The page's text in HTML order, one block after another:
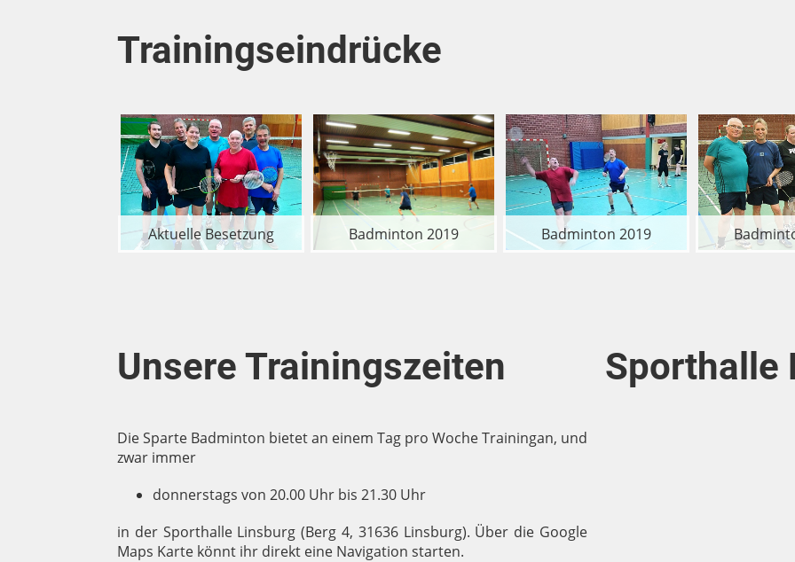
Trainingseindrücke
Aktuelle Besetzung Badminton 2019 Badminton 2019
Unsere Trainingszeiten
Die Sparte Badminton bietet an einem Tag pro Woche Trainingan, und
zwar immer
donnerstags von 20.00 Uhr bis 21.30 Uhr
in der Sporthalle Linsburg (Berg 4, 31636 Linsburg). Über die Google
Maps Karte könnt ihr direkt eine Navigation starten.
Sporthalle